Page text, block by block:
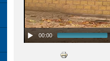
00:00